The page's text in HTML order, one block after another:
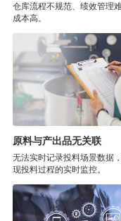
仓库流程不规范、绩效管理
成本高。
原料与产出品无关联
无法实时记录投料场景数据
现投料过程的实时监控。